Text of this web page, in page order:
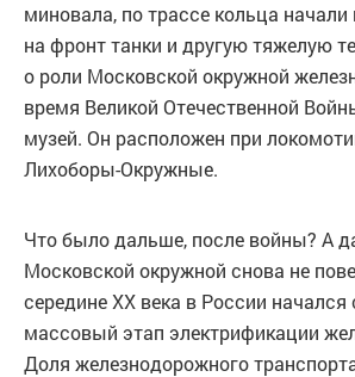
миновала, по трассе кольца
на фронт танки и другую тяжелую
о роли Московской окружной
время Великой Отечественной
музей. Он расположен при
Лихоборы-Окружные.
Что было дальше, после войны? А
Московской окружной снова не
середине XX века в России
массовый этап электрификации
Доля железнодорожного